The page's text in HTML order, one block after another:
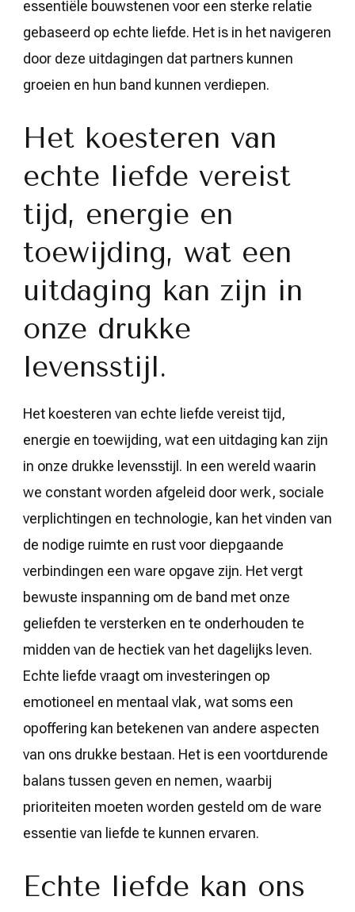
essentiële bouwstenen voor een sterke relatie
gebaseerd op echte liefde. Het is in het navigeren
door deze uitdagingen dat partners kunnen
groeien en hun band kunnen verdiepen.
Het koesteren van
echte liefde vereist
tijd, energie en
toewijding, wat een
uitdaging kan zijn in
onze drukke
levensstijl.
Het koesteren van echte liefde vereist tijd,
energie en toewijding, wat een uitdaging kan zijn
in onze drukke levensstijl. In een wereld waarin
we constant worden afgeleid door werk, sociale
verplichtingen en technologie, kan het vinden van
de nodige ruimte en rust voor diepgaande
verbindingen een ware opgave zijn. Het vergt
bewuste inspanning om de band met onze
geliefden te versterken en te onderhouden te
midden van de hectiek van het dagelijks leven.
Echte liefde vraagt om investeringen op
emotioneel en mentaal vlak, wat soms een
opoffering kan betekenen van andere aspecten
van ons drukke bestaan. Het is een voortdurende
balans tussen geven en nemen, waarbij
prioriteiten moeten worden gesteld om de ware
essentie van liefde te kunnen ervaren.
Echte liefde kan ons